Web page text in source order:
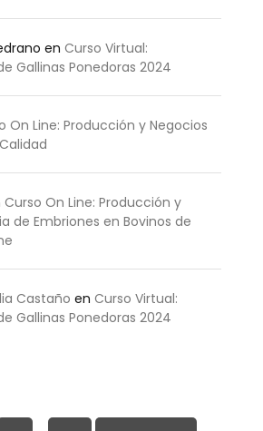
en Curso Virtual:
Gallinas Ponedoras 2024
On Line: Producción y Negocios
Curso On Line: Producción y
de Embriones en Bovinos de
Castaño en Curso Virtual:
Gallinas Ponedoras 2024